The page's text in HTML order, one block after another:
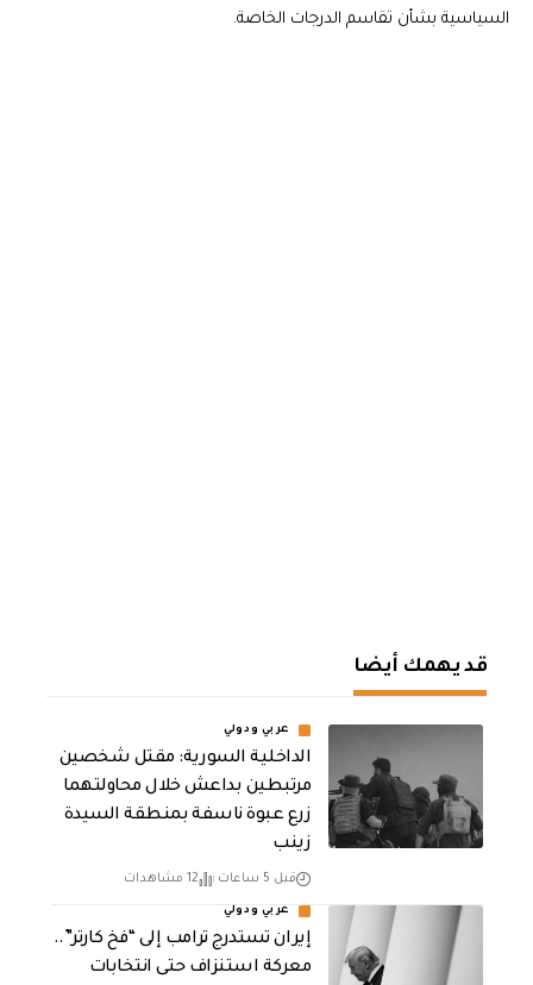
السياسية بشأن تقاسم الدرجات الخاصة.
قد يهمك أيضا
عربي ودولي
الداخلية السورية: مقتل شخصين
مرتبطين بداعش خلال محاولتهما
زرع عبوة ناسفة بمنطقة السيدة
زينب
قبل 5 ساعات 12 مشاهدات
عربي ودولي
إيران تستدرج ترامب إلى “فخ كارتر”..
معركة استنزاف حتى انتخابات